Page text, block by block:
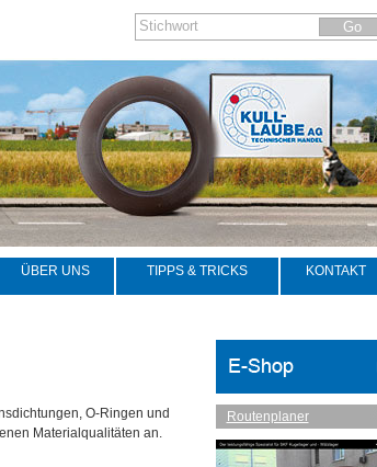
ÜBER UNS TIPPS & TRICKS KONTAKT
Routenplaner
O-Ringen und
Materialqualitäten an.